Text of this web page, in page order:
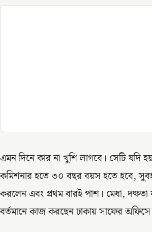
এমন দিনে কার না খুশি লাগবে। সেটি যদি
কমিশনার হতে ৩০ বছর বয়স হতে হবে,
করলেন এবং প্রথম বারই পাশ। মেধা, দক্ষতা
বর্তমানে কাজ করছেন ঢাকায় সাফের